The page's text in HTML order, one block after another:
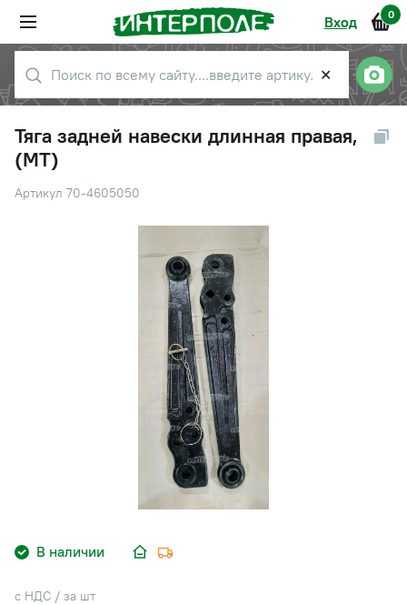
Вход 0
✕
Тяга задней навески длинная правая,
(МТ)
Артикул 70-4605050
В наличии
с НДС / за шт